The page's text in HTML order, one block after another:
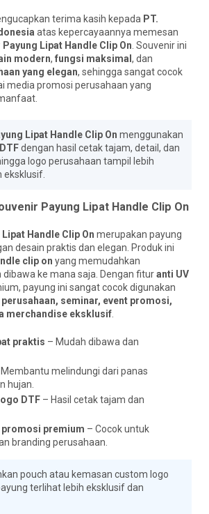
terima kasih kepada PT.
atas kepercayaannya memesan
Lipat Handle Clip On. Souvenir ini
modern, fungsi maksimal , dan
yang elegan, sehingga sangat cocok
media promosi perusahaan yang
Lipat Handle Clip On menggunakan
dengan hasil cetak tajam, detail, dan
logo perusahaan tampil lebih
eksklusif.
Payung Lipat Handle Clip On
Handle Clip On merupakan payung
desain praktis dan elegan. Produk ini
clip on yang memudahkan
ke mana saja. Dengan fituranti UV
payung ini sangat cocok digunakan
seminar, event promosi,
merchandise eksklusif.
praktis – Mudah dibawa dan
melindungi dari panas
hujan.
DTF – Hasil cetak tajam dan
promosi premium – Cocok untuk
branding perusahaan.
pouch atau kemasan custom logo
terlihat lebih eksklusif dan